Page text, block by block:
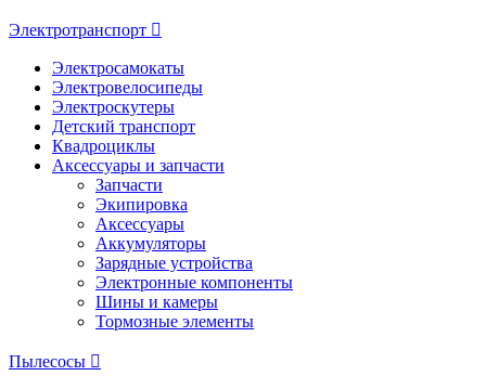
Электротранспорт
Электросамокаты
Электровелосипеды
Электроскутеры
Детский транспорт
Квадроциклы
Аксессуары и запчасти
Запчасти
Экипировка
Аксессуары
Аккумуляторы
Зарядные устройства
Электронные компоненты
Шины и камеры
Тормозные элементы
Пылесосы